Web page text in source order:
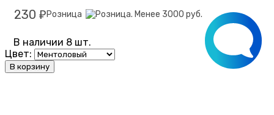
230 ₽ Розница
В наличии 8 шт.
Цвет:
В корзину